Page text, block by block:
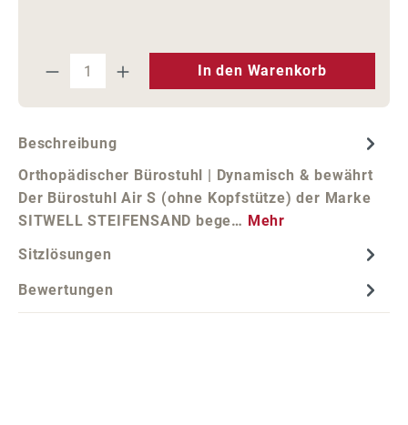
Produkt Anzahl: Gib den
In den Warenkorb
Beschreibung
Orthopädischer Bürostuhl | Dynamisch & bewährt
Der Bürostuhl Air S (ohne Kopfstütze) der Marke
SITWELL STEIFENSAND bege… Mehr
Sitzlösungen
Bewertungen